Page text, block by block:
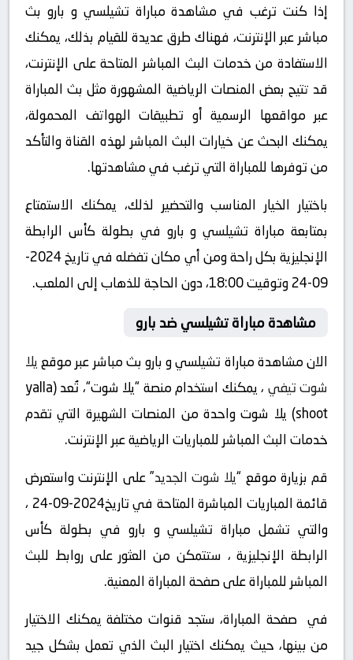
إذا كنت ترغب في مشاهدة مباراة تشيلسي و بارو بث
مباشر عبر الإنترنت، فهناك طرق عديدة للقيام بذلك، يمكنك
الاستفادة من خدمات البث المباشر المتاحة على الإنترنت،
قد تتيح بعض المنصات الرياضية المشهورة مثل بث المباراة
عبر مواقعها الرسمية أو تطبيقات الهواتف المحمولة،
يمكنك البحث عن خيارات البث المباشر لهذه القناة والتأكد
من توفرها للمباراة التي ترغب في مشاهدتها.
باختيار الخيار المناسب والتحضير لذلك، يمكنك الاستمتاع
بمتابعة مباراة تشيلسي و بارو في بطولة كأس الرابطة
الإنجليزية بكل راحة ومن أي مكان تفضله في تاريخ 2024-
09-24 وتوقيت 18:00، دون الحاجة للذهاب إلى الملعب.
مشاهدة مباراة تشيلسي ضد بارو
الان مشاهدة مباراة تشيلسي و بارو بث مباشر عبر موقعيلا
شوت تيفي
، يمكنك استخدام منصة “يلا شوت“، تُعد (yalla
shoot) يلا شوت واحدة من المنصات الشهيرة التي تقدم
خدمات البث المباشر للمباريات الرياضية عبر الإنترنت.
قم بزيارة موقع “يلا شوت الجديد” على الإنترنت واستعرض
قائمة المباريات المباشرة المتاحة في تاريخ2024-09-24 ،
والتي تشمل مباراة تشيلسي و بارو في بطولة كأس
الرابطة الإنجليزية ، ستتمكن من العثور على روابط للبث
المباشر للمباراة على صفحة المباراة المعنية.
في صفحة المباراة، ستجد قنوات مختلفة يمكنك الاختيار
من بينها، حيث يمكنك اختيار البث الذي تعمل بشكل جيد